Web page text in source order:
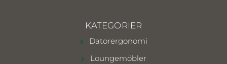
KATEGORIER
Datorergonomi
Loungemöbler